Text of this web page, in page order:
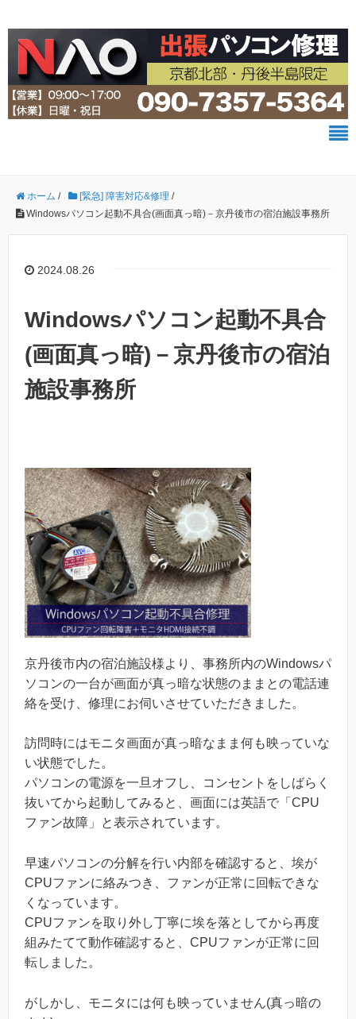
ホーム / [緊急] 障害対応&修理 /
Windowsパソコン起動不具合(画面真っ暗)－京丹後市の宿泊施設事務所
2024.08.26
Windowsパソコン起動不具合
(画面真っ暗)－京丹後市の宿泊
施設事務所
京丹後市内の宿泊施設様より、事務所内のWindowsパ
ソコンの一台が画面が真っ暗な状態のままとの電話連
絡を受け、修理にお伺いさせていただきました。
訪問時にはモニタ画面が真っ暗なまま何も映っていな
い状態でした。
パソコンの電源を一旦オフし、コンセントをしばらく
抜いてから起動してみると、画面には英語で「CPU
ファン故障」と表示されています。
早速パソコンの分解を行い内部を確認すると、埃が
CPUファンに絡みつき、ファンが正常に回転できな
くなっています。
CPUファンを取り外し丁寧に埃を落としてから再度
組みたてて動作確認すると、CPUファンが正常に回
転しました。
がしかし、モニタには何も映っていません(真っ暗の